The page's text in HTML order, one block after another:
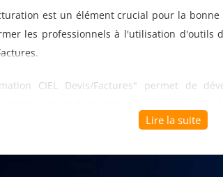
est un élément crucial pour la
les professionnels à l'utilisation d'outils
CIEL Devis/Factures" permet de
gestion de la facturation de l'entreprise.
sont en mesure de comprendre les
Lire la suite